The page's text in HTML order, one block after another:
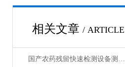
相关文章 / ARTICLE
国产农药残留快速检测设备测评：技术革新市场格局分析